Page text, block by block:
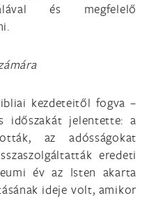
és megfelelő
kezdeteitől fogva –
időszakát jelentette: a
az adósságokat
eredeti
év az Isten akarta
ideje volt, amikor